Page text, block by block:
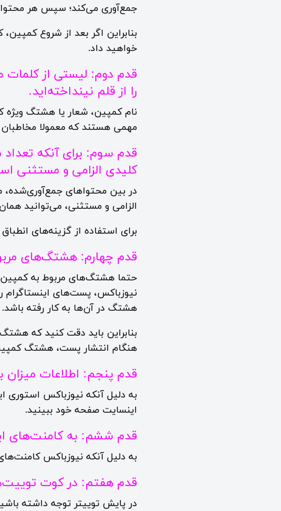
جمع‌آوری می‌کند؛ سپس هر
بنابراین اگر بعد از شروع
خواهید داد.
قدم دوم: لیستی از
را از قلم نینداخته‌اید.
نام کمپین، شعار یا هشتگ ویژه
مهمی هستند که معمولا
قدم سوم: برای آنکه تعداد
کلیدی الزامی و مستثنی
در بین محتواهای جمع‌آوری‌شده،
الزامی و مستثنی، می‌توانید
برای استفاده از گزینه‌های
قدم چهارم: هشتگ‌های
حتما هشتگ‌های مربوط به کمپین
نیوزباکس، پست‌های
هشتگ در آن‌ها به کار رفته باشد.
بنابراین باید دقت کنید که
هنگام انتشار پست، هشتگ
قدم پنجم: اطلاعات
به دلیل آنکه نیوزباکس استوری
اینسایت صفحه خود ببینید.
قدم ششم: به کامنت‌های
به دلیل آنکه نیوزباکس
قدم هفتم: در کوت
در پایش توییتر توجه داشته